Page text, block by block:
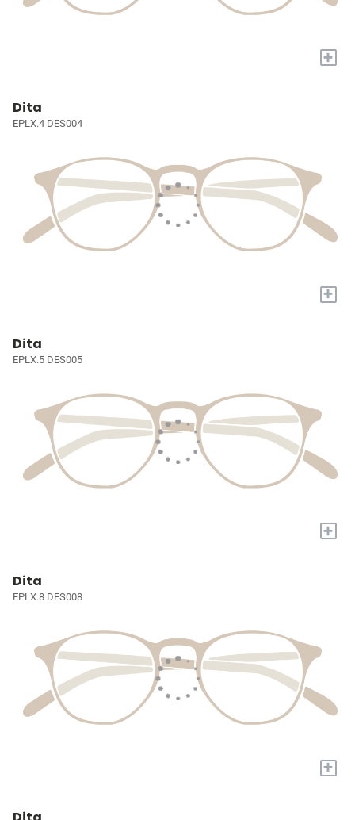
+
Dita
EPLX.4 DES004
+
Dita
EPLX.5 DES005
+
Dita
EPLX.8 DES008
+